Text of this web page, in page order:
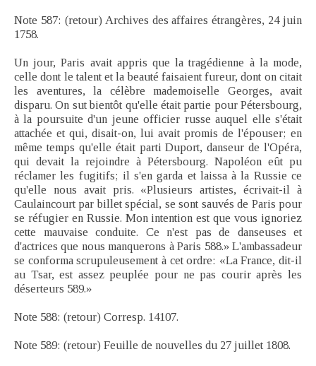
Note 587: (retour) Archives des affaires étrangères, 24 juin
1758.
Un jour, Paris avait appris que la tragédienne à la mode,
celle dont le talent et la beauté faisaient fureur, dont on citait
les aventures, la célèbre mademoiselle Georges, avait
disparu. On sut bientôt qu'elle était partie pour Pétersbourg,
à la poursuite d'un jeune officier russe auquel elle s'était
attachée et qui, disait-on, lui avait promis de l'épouser; en
même temps qu'elle était parti Duport, danseur de l'Opéra,
qui devait la rejoindre à Pétersbourg. Napoléon eût pu
réclamer les fugitifs; il s'en garda et laissa à la Russie ce
qu'elle nous avait pris. «Plusieurs artistes, écrivait-il à
Caulaincourt par billet spécial, se sont sauvés de Paris pour
se réfugier en Russie. Mon intention est que vous ignoriez
cette mauvaise conduite. Ce n'est pas de danseuses et
d'actrices que nous manquerons à Paris 588.» L'ambassadeur
se conforma scrupuleusement à cet ordre: «La France, dit-il
au Tsar, est assez peuplée pour ne pas courir après les
déserteurs 589.»
Note 588: (retour) Corresp. 14107.
Note 589: (retour) Feuille de nouvelles du 27 juillet 1808.